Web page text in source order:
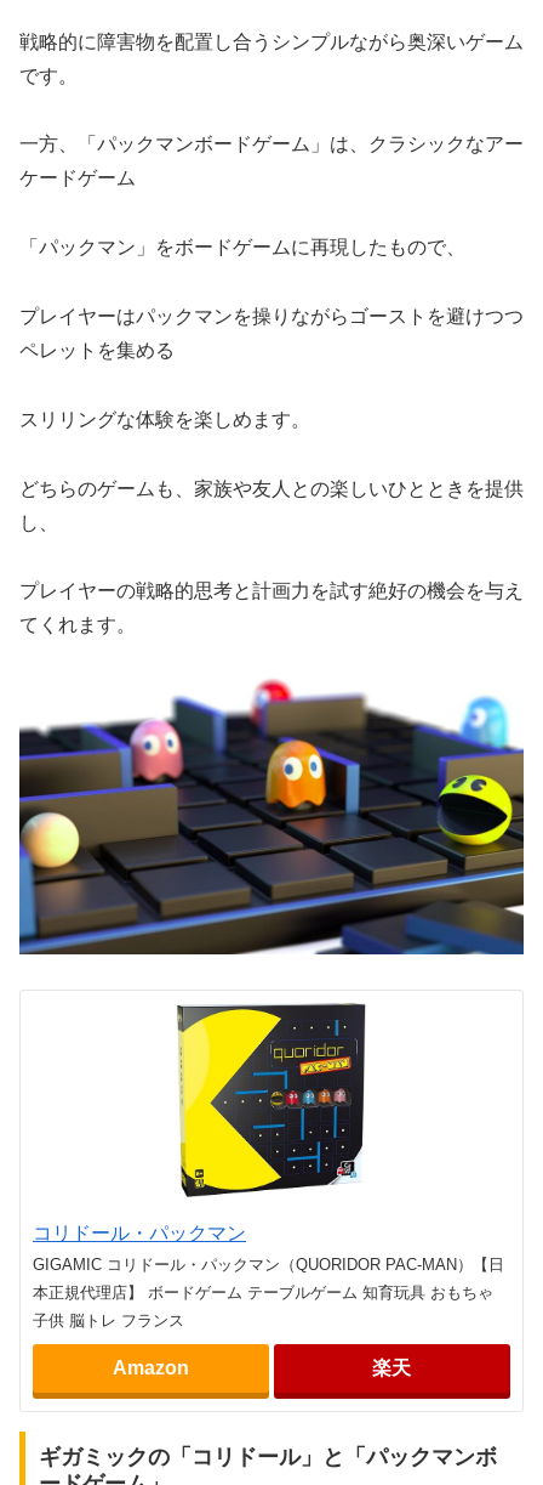
戦略的に障害物を配置し合うシンプルながら奥深いゲーム
です。
一方、「パックマンボードゲーム」は、クラシックなアー
ケードゲーム
「パックマン」をボードゲームに再現したもので、
プレイヤーはパックマンを操りながらゴーストを避けつつ
ペレットを集める
スリリングな体験を楽しめます。
どちらのゲームも、家族や友人との楽しいひとときを提供
し、
プレイヤーの戦略的思考と計画力を試す絶好の機会を与え
てくれます。
コリドール・パックマン
GIGAMIC コリドール・パックマン（QUORIDOR PAC-MAN）【日
本正規代理店】 ボードゲーム テーブルゲーム 知育玩具 おもちゃ
子供 脳トレ フランス
Amazon 楽天
ギガミックの「コリドール」と「パックマンボ